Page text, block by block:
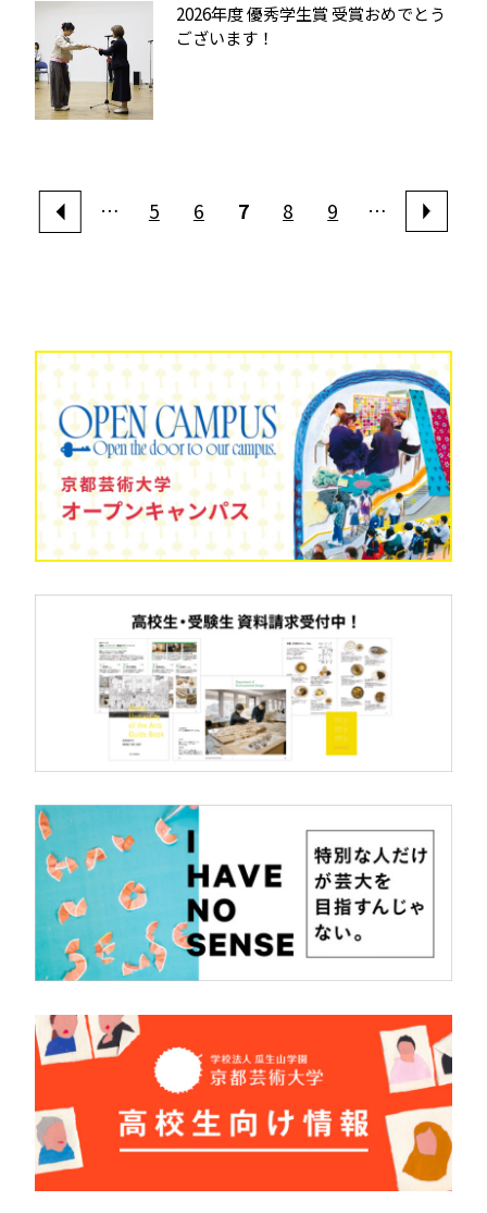
2026年度 優秀学生賞 受賞おめでとう
ございます！
… 5 6 7 8 9 …